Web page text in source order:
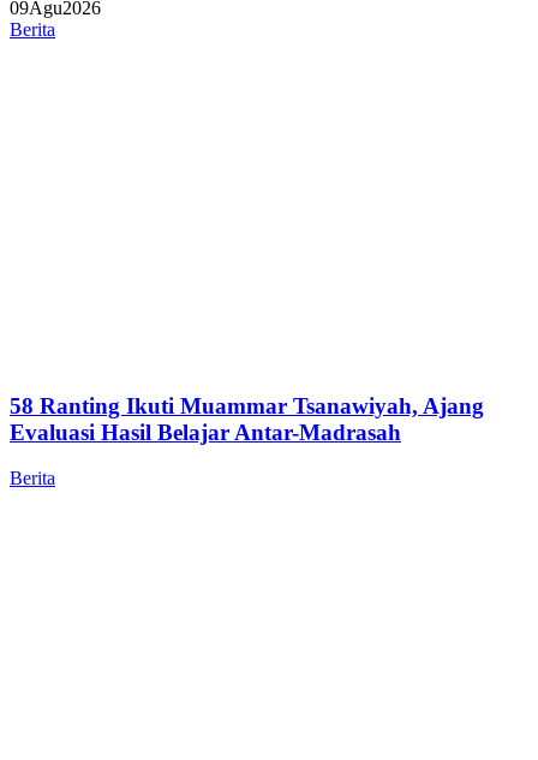
09Agu2026
Berita
58 Ranting Ikuti Muammar Tsanawiyah, Ajang
Evaluasi Hasil Belajar Antar-Madrasah
Berita